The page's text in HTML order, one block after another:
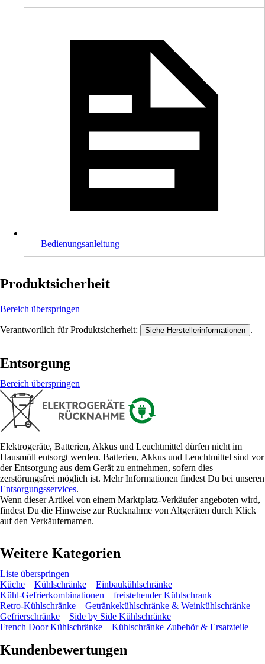
Bedienungsanleitung
Produktsicherheit
Bereich überspringen
Verantwortlich für Produktsicherheit: Siehe Herstellerinformationen .
Entsorgung
Bereich überspringen
Elektrogeräte, Batterien, Akkus und Leuchtmittel dürfen nicht im
Hausmüll entsorgt werden. Batterien, Akkus und Leuchtmittel sind vor
der Entsorgung aus dem Gerät zu entnehmen, sofern dies
zerstörungsfrei möglich ist. Mehr Informationen findest Du bei unseren
Entsorgungsservices.
Wenn dieser Artikel von einem Marktplatz-Verkäufer angeboten wird,
findest Du die Hinweise zur Rücknahme von Altgeräten durch Klick
auf den Verkäufernamen.
Weitere Kategorien
Liste überspringen
Küche
Kühlschränke
Einbaukühlschränke
Kühl-Gefrierkombinationen
freistehender Kühlschrank
Retro-Kühlschränke
Getränkekühlschränke & Weinkühlschränke
Gefrierschränke
Side by Side Kühlschränke
French Door Kühlschränke
Kühlschränke Zubehör & Ersatzteile
Kundenbewertungen